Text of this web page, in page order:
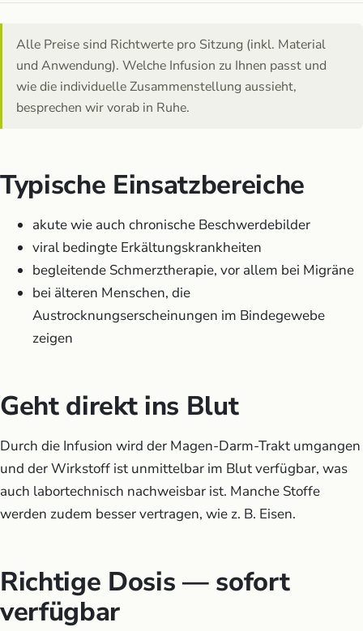
Alle Preise sind Richtwerte pro Sitzung (inkl. Material
und Anwendung). Welche Infusion zu Ihnen passt und
wie die individuelle Zusammenstellung aussieht,
besprechen wir vorab in Ruhe.
Typische Einsatzbereiche
akute wie auch chronische Beschwerdebilder
viral bedingte Erkältungskrankheiten
begleitende Schmerztherapie, vor allem bei Migräne
bei älteren Menschen, die
Austrocknungserscheinungen im Bindegewebe
zeigen
Geht direkt ins Blut
Durch die Infusion wird der Magen-Darm-Trakt umgangen
und der Wirkstoff ist unmittelbar im Blut verfügbar, was
auch labortechnisch nachweisbar ist. Manche Stoffe
werden zudem besser vertragen, wie z. B. Eisen.
Richtige Dosis — sofort
verfügbar